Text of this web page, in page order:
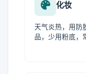
化妆
天气炎热，用防
品，少用粉底，